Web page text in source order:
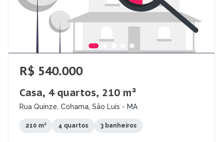
R$ 540.000
Casa, 4 quartos, 210 m²
Rua Quinze, Cohama, São Luís - MA
210 m² 4 quartos 3 banheiros